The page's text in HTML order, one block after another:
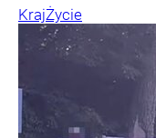
KrajŻycie